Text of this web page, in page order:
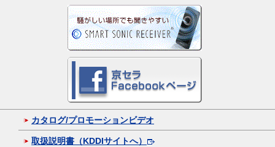
カタログ/プロモーションビデオ
取扱説明書（KDDIサイトへ）